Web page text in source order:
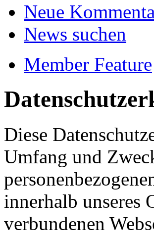
Neue
News suchen
Member Feature
Diese
Umfang und
innerhalb unseres
verbundenen